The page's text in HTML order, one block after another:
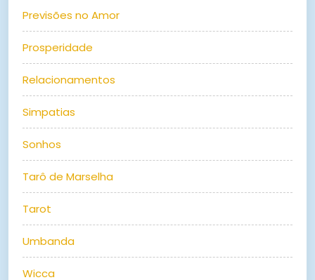
Previsões no Amor
Prosperidade
Relacionamentos
Simpatias
Sonhos
Tarô de Marselha
Tarot
Umbanda
Wicca